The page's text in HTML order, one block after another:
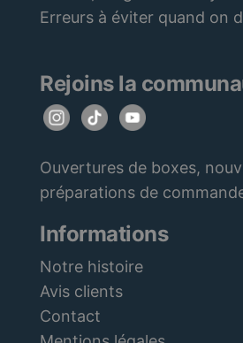
Erreurs à éviter quand on
Rejoins la
Ouvertures de boxes,
préparations de
Informations
Notre histoire
Avis clients
Contact